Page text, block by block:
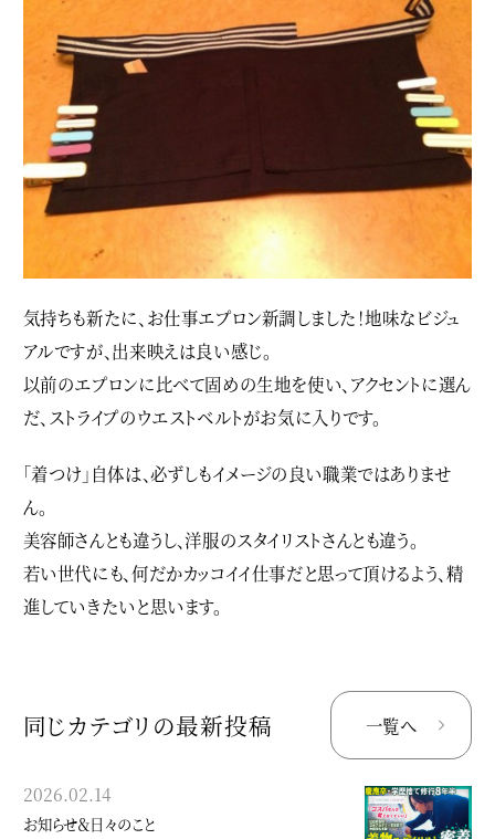
気持ちも新たに、お仕事エプロン新調しました！地味なビジュ
アルですが、出来映えは良い感じ。
以前のエプロンに比べて固めの生地を使い、アクセントに選ん
だ、ストライプのウエストベルトがお気に入りです。
「着つけ」自体は、必ずしもイメージの良い職業ではありませ
ん。
美容師さんとも違うし、洋服のスタイリストさんとも違う。
若い世代にも、何だかカッコイイ仕事だと思って頂けるよう、精
進していきたいと思います。
同じカテゴリの最新投稿 一覧へ
2026.02.14
お知らせ＆日々のこと
2023.02.07
お知らせ＆日々のこと